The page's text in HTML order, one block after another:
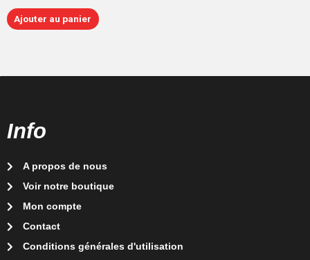
Ajouter au panier
Info
A propos de nous
Voir notre boutique
Mon compte
Contact
Conditions générales d'utilisation